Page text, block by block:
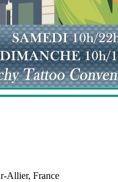
Allier, France